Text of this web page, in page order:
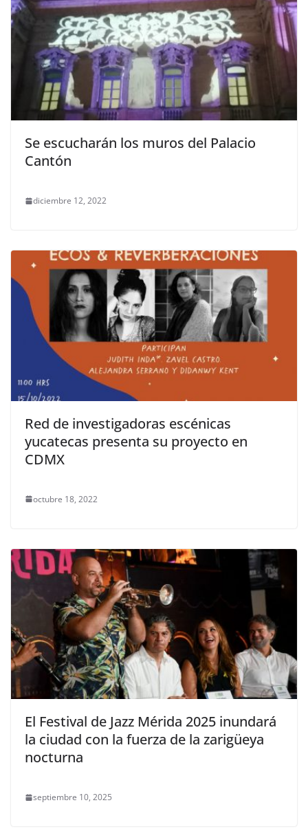
Se escucharán los muros del Palacio
Cantón
diciembre 12, 2022
Red de investigadoras escénicas
yucatecas presenta su proyecto en
CDMX
octubre 18, 2022
El Festival de Jazz Mérida 2025 inundará
la ciudad con la fuerza de la zarigüeya
nocturna
septiembre 10, 2025